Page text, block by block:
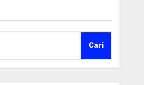
Cari